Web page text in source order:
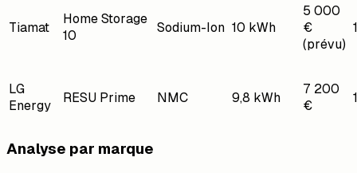
Tiamat
Home Storage
10
Sodium-Ion 10 kWh
5 000
€
(prévu)
LG
Energy
RESU Prime NMC 9,8 kWh
7 200
€
Analyse par marque